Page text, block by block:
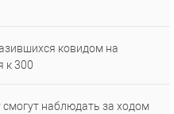
ковидом на
к 300
наблюдать за ходом